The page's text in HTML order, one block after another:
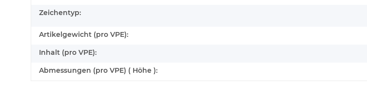
Zeichentyp:
Artikelgewicht (pro VPE):
Inhalt (pro VPE):
Abmessungen (pro VPE) ( Höhe ):